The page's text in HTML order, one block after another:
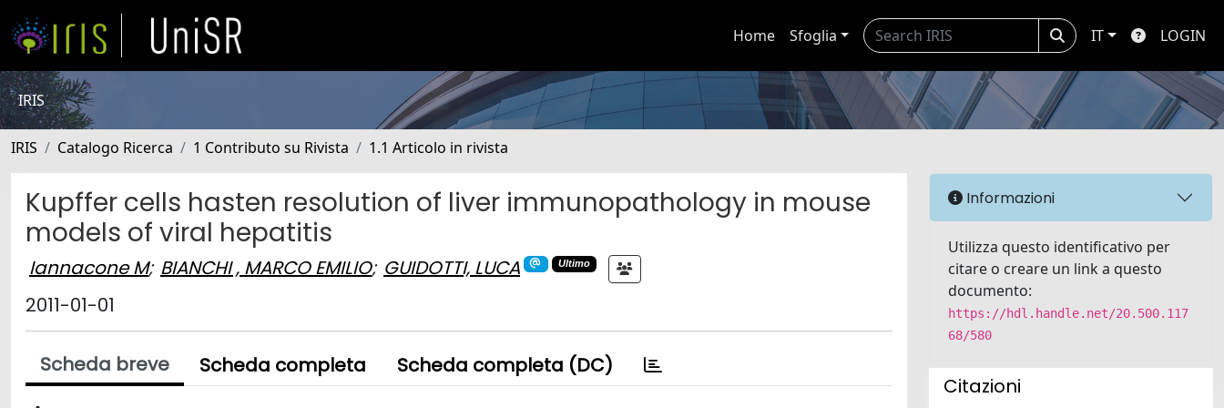
Home Sfoglia IT LOGIN
IRIS
IRIS Catalogo Ricerca 1 Contributo su Rivista 1.1 Articolo in rivista
Kupffer cells hasten resolution of liver immunopathology in mouse
models of viral hepatitis
Iannacone M; BIANCHI , MARCO EMILIO; GUIDOTTI, LUCA Ultimo
2011-01-01
Scheda breve Scheda completa Scheda completa (DC)
Informazioni
Utilizza questo identificativo per
citare o creare un link a questo
documento:
https://hdl.handle.net/20.500.117
68/580
Citazioni